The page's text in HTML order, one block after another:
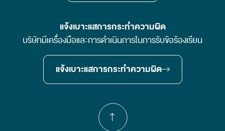
แจ้งเบาะแสการกระทำความผิด
บริษัทมีเครื่องมือและการดำเนินการในการรับข้อร้องเรียน
แจ้งเบาะแสการกระทำความผิด